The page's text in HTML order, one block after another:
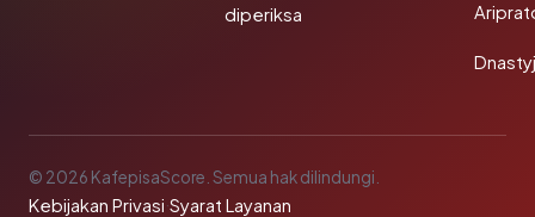
diperiksa
© 2026 KafepisaScore. Semua hak dilindungi.
Kebijakan Privasi·Syarat Layanan